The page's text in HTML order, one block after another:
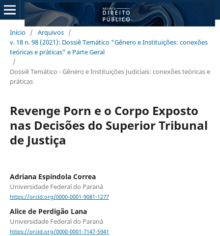
Início / Arquivos /
v. 18 n. 98 (2021): Dossiê Temático "Gênero e Instituições: conexões
teóricas e práticas" e Parte Geral
/
Dossiê Temático - Gênero e Instituições Judiciais: conexões teóricas e
práticas
Revenge Porn e o Corpo Exposto
nas Decisões do Superior Tribunal
de Justiça
Adriana Espíndola Correa
Universidade Federal do Paraná
https://orcid.org/0000-0001-9081-1277
Alice de Perdigão Lana
Universidade Federal do Paraná
https://orcid.org/0000-0001-7147-5941